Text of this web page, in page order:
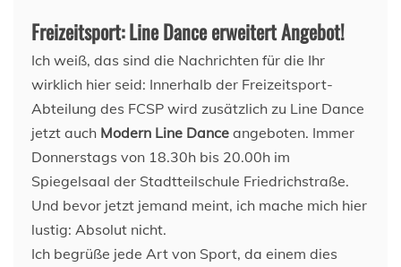
Freizeitsport: Line Dance erweitert Angebot!
Ich weiß, das sind die Nachrichten für die Ihr
wirklich hier seid: Innerhalb der Freizeitsport-
Abteilung des FCSP wird zusätzlich zu Line Dance
jetzt auch Modern Line Dance angeboten. Immer
Donnerstags von 18.30h bis 20.00h im
Spiegelsaal der Stadtteilschule Friedrichstraße.
Und bevor jetzt jemand meint, ich mache mich hier
lustig: Absolut nicht.
Ich begrüße jede Art von Sport, da einem dies